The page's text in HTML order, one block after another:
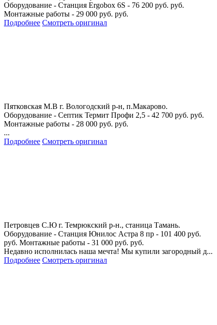
Оборудование - Станция Ergobox 6S - 76 200 руб. руб.
Монтажные работы - 29 000 руб. руб.
Подробнее Смотреть оригинал
Пятковская М.В г. Вологодский р-н, п.Макарово.
Оборудование - Септик Термит Профи 2,5 - 42 700 руб. руб.
Монтажные работы - 28 000 руб. руб.
...
Подробнее Смотреть оригинал
Петровцев С.Ю г. Темрюкский р-н., станица Тамань.
Оборудование - Станция Юнилос Астра 8 пр - 101 400 руб.
руб. Монтажные работы - 31 000 руб. руб.
Недавно исполнилась наша мечта! Мы купили загородный д...
Подробнее Смотреть оригинал